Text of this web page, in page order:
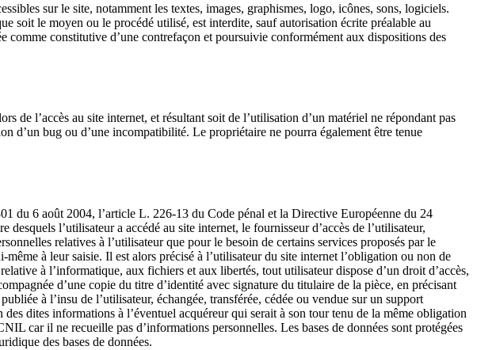
sur le site, notamment les textes, images, graphismes, logo, icônes, sons, logiciels.
soit le moyen ou le procédé utilisé, est interdite, sauf autorisation écrite préalable au
comme constitutive d’une contrefaçon et poursuivie conformément aux dispositions des
de l’accès au site internet, et résultant soit de l’utilisation d’un matériel ne répondant pas
d’un bug ou d’une incompatibilité. Le propriétaire ne pourra également être tenue
du 6 août 2004, l’article L. 226-13 du Code pénal et la Directive Européenne du 24
l’utilisateur a accédé au site internet, le fournisseur d’accès de l’utilisateur,
relatives à l’utilisateur que pour le besoin de certains services proposés par le
à leur saisie. Il est alors précisé à l’utilisateur du site internet l’obligation ou non de
à l’informatique, aux fichiers et aux libertés, tout utilisateur dispose d’un droit d’accès,
d’une copie du titre d’identité avec signature du titulaire de la pièce, en précisant
à l’insu de l’utilisateur, échangée, transférée, cédée ou vendue sur un support
dites informations à l’éventuel acquéreur qui serait à son tour tenu de la même obligation
car il ne recueille pas d’informations personnelles. Les bases de données sont protégées
des bases de données.